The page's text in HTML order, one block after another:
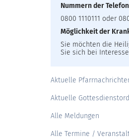
Nummern der
0800 1110111 oder
Möglichkeit der
Sie möchten die
Sie sich bei
Aktuelle
Aktuelle
Alle Meldungen
Alle Termine /